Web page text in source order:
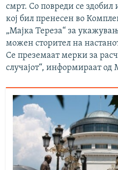
смрт. Со повреди се здобил
кој бил пренесен во
„Мајка Тереза“ за
можен сторител на
Се преземаат мерки за
случајот“, информираат од